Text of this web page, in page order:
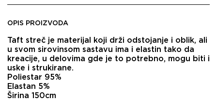
OPIS PROIZVODA
Taft streč je materijal koji drži odstojanje i oblik, ali
u svom sirovinsom sastavu ima i elastin tako da
kreacije, u delovima gde je to potrebno, mogu biti i
uske i strukirane.
Poliestar 95%
Elastan 5%
Širina 150cm